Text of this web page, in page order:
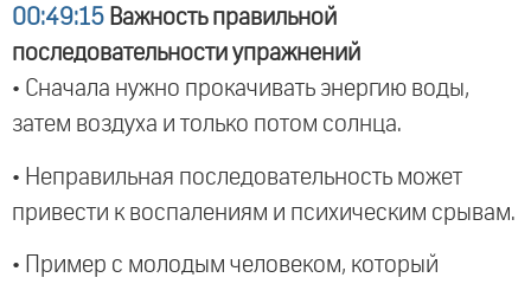
00:49:15 Важность правильной
последовательности упражнений
• Сначала нужно прокачивать энергию воды,
затем воздуха и только потом солнца.
• Неправильная последовательность может
привести к воспалениям и психическим срывам.
• Пример с молодым человеком, который